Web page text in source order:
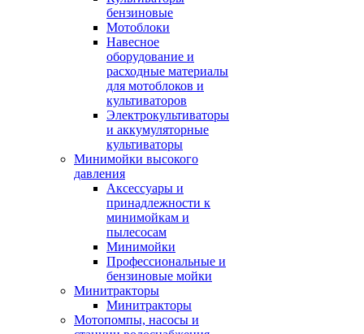
бензиновые
Мотоблоки
Навесное
оборудование и
расходные материалы
для мотоблоков и
культиваторов
Электрокультиваторы
и аккумуляторные
культиваторы
Минимойки высокого
давления
Аксессуары и
принадлежности к
минимойкам и
пылесосам
Минимойки
Профессиональные и
бензиновые мойки
Минитракторы
Минитракторы
Мотопомпы, насосы и